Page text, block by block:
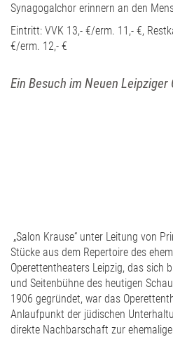
Synagogalchor erinnern an den
Eintritt: VVK 13,- €/erm. 11,- €,
€/erm. 12,- €
Ein Besuch im Neuen
„Salon Krause“ unter Leitung von
Stücke aus dem Repertoire des
Operettentheaters Leipzig, das sich
und Seitenbühne des heutigen
1906 gegründet, war das
Anlaufpunkt der jüdischen
direkte Nachbarschaft zur